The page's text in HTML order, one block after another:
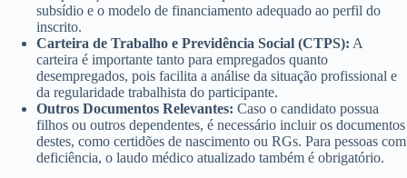
subsídio e o modelo de financiamento adequado ao perfil do
inscrito.
Carteira de Trabalho e Previdência Social (CTPS): A
carteira é importante tanto para empregados quanto
desempregados, pois facilita a análise da situação profissional e
da regularidade trabalhista do participante.
Outros Documentos Relevantes: Caso o candidato possua
filhos ou outros dependentes, é necessário incluir os documentos
destes, como certidões de nascimento ou RGs. Para pessoas com
deficiência, o laudo médico atualizado também é obrigatório.